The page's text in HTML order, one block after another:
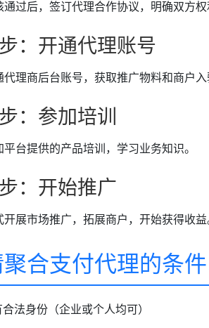
通过后，签订代理合作协议，明确双方权
：开通代理账号
代理商后台账号，获取推广物料和商户入
：参加培训
平台提供的产品培训，学习业务知识。
：开始推广
开展市场推广，拓展商户，开始获得收益
聚合支付代理的条件
法身份（企业或个人均可）